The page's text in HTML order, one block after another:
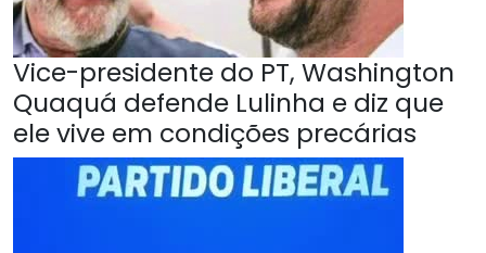
Vice-presidente do PT, Washington
Quaquá defende Lulinha e diz que
ele vive em condições precárias